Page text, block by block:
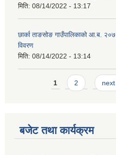
मिति: 08/14/2022 - 13:17
छार्का ताङसोङ गाउँपालिकाको आ.ब.
विवरण
मिति: 08/14/2022 - 13:14
Pages1 2 next
बजेट तथा कार्यक्रम